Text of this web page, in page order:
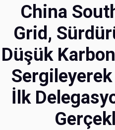
China
Grid,
Düşük
Sergileyerek
İlk